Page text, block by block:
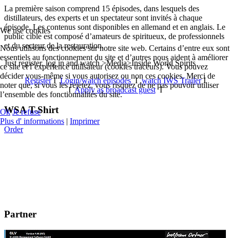
La première saison comprend 15 épisodes, dans lesquels des
distillateurs, des experts et un spectateur sont invités à chaque
épisode. Les contenus sont disponibles en allemand et en anglais. Le
public cible est composé d’amateurs de spiritueux, de professionnels
et du secteur de la restauration.
Just register, log in and watch >Media>Inside World Spirits
RegisterILogin/watch episodesI watch IWS TrailerI
IApply as broadcast guestI
WSA T-Shirt
Order
Partner
We use cookies
Nous utilisons des cookies sur notre site web. Certains d’entre eux sont
essentiels au fonctionnement du site et d’autres nous aident à améliorer
ce site et l’expérience utilisateur (cookies traceurs). Vous pouvez
décider vous-même si vous autorisez ou non ces cookies. Merci de
noter que, si vous les rejetez, vous risquez de ne pas pouvoir utiliser
l’ensemble des fonctionnalités du site.
Ok Je refuse
Plus d' informations | Imprimer